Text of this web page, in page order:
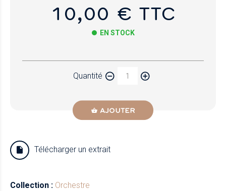
10,00 € TTC
EN STOCK
Quantité
AJOUTER
Télécharger un extrait
Collection : Orchestre